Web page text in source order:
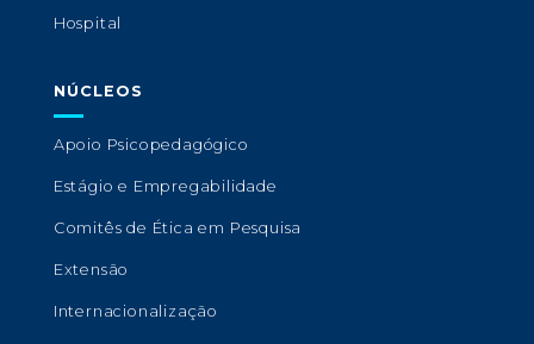
Hospital
NÚCLEOS
Apoio Psicopedagógico
Estágio e Empregabilidade
Comitês de Ética em Pesquisa
Extensão
Internacionalização